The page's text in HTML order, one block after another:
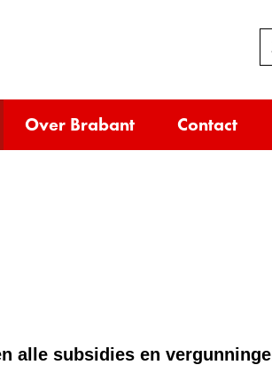
inhoud
o
e
e
Over Brabant Contact
alle subsidies en